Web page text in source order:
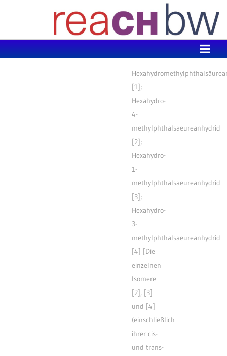
[1];
Hexahydro-
4-
methylphthalsaeureanhydrid
[2];
Hexahydro-
1-
methylphthalsaeureanhydrid
[3];
Hexahydro-
3-
methylphthalsaeureanhydrid
[4] [Die
einzelnen
Isomere
[2], [3]
und [4]
(einschließlich
ihrer cis-
und trans-